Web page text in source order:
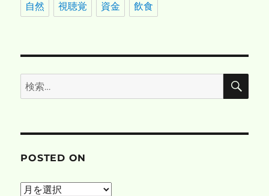
自然 視聴覚 資金 飲食
検
索:
検
POSTED ON
posted